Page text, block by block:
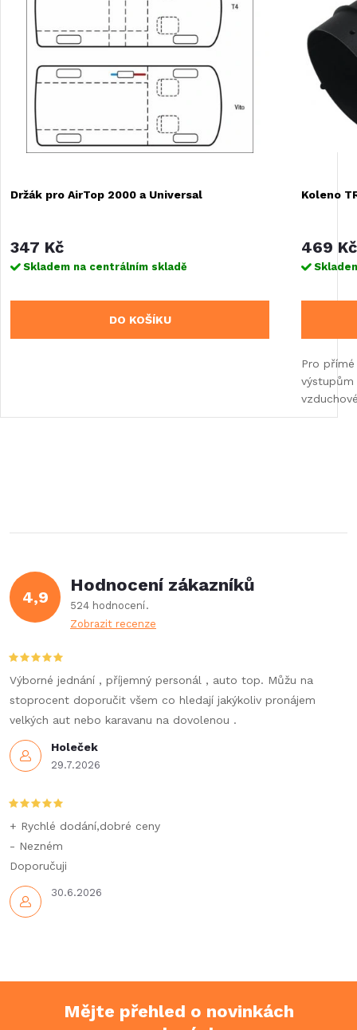
Držák pro AirTop 2000 a Universal
347 Kč
Skladem na centrálním skladě
DO KOŠÍKU
Koleno
469 Kč
Pro
4,9
Hodnocení zákazníků
524 hodnocení
Zobrazit recenze
Holeček
29.7.2026
Výborné jednání , příjemný personál , auto top. Můžu na
stoprocent doporučit všem co hledají jakýkoliv pronájem
velkých aut nebo karavanu na dovolenou .
30.6.2026
+ Rychlé dodání,dobré ceny
- Nezném
Doporučuji
Mějte přehled o novinkách